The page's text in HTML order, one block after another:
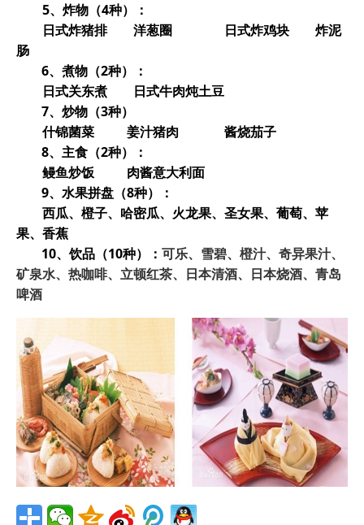
5、炸物（4种）：
日式炸猪排 洋葱圈 日式炸鸡块 炸泥
肠
6、煮物（2种）：
日式关东煮 日式牛肉炖土豆
7、炒物（3种）
什锦菌菜 姜汁猪肉 酱烧茄子
8、主食（2种）：
鳗鱼炒饭 肉酱意大利面
9、水果拼盘（8种）：
西瓜、橙子、哈密瓜、火龙果、圣女果、葡萄、苹
果、香蕉
10、饮品（10种）：可乐、雪碧、橙汁、奇异果汁、
矿泉水、热咖啡、立顿红茶、日本清酒、日本烧酒、 青岛
啤酒